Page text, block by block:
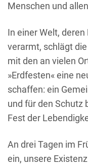
Menschen und
In einer Welt,
verarmt, schlägt
mit den an vielen
»Erdfesten« eine
schaffen: ein
und für den Schutz
Fest der
An drei Tagen im
ein, unsere